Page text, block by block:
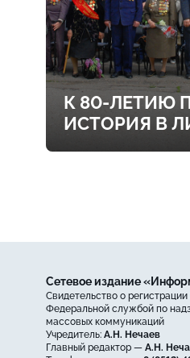
К 80-ЛЕТИЮ
ИСТОРИЯ В
Сетевое издание
Свидетельство о
Федеральной службой по
массовых коммуникаций
Учредитель: А.Н. Нечаев
Главный редактор — А.Н.